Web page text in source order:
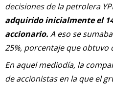
decisiones de la petrolera
adquirido inicialmente el
accionario. A eso se
25%, porcentaje que obtuvo
En aquel mediodía, la
de accionistas en la que el